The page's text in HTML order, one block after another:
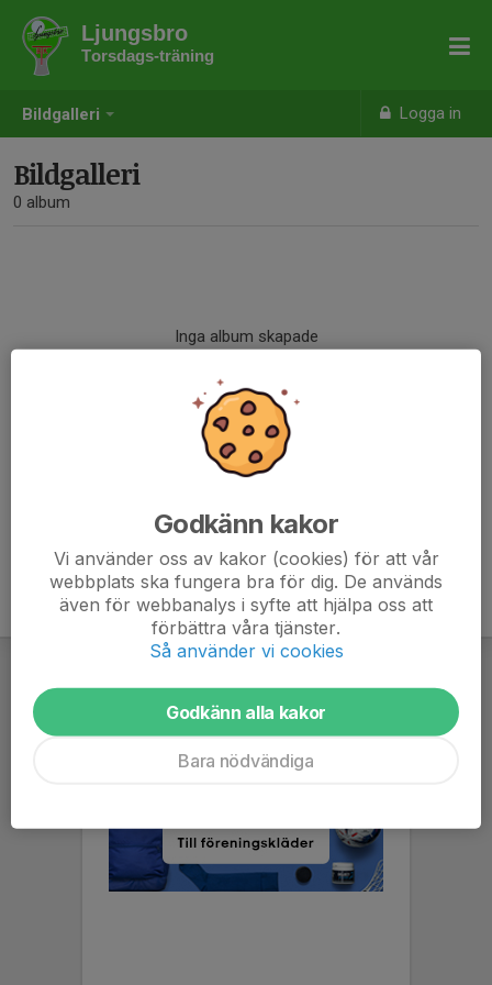
Bildgalleri Logga in
Ljungsbro
Torsdags-träning
Bildgalleri
0 album
Inga album skapade
Godkänn kakor
Vi använder oss av kakor (cookies) för att vår
webbplats ska fungera bra för dig. De används
även för webbanalys i syfte att hjälpa oss att
förbättra våra tjänster.
Så använder vi cookies
Godkänn alla kakor
Bara nödvändiga